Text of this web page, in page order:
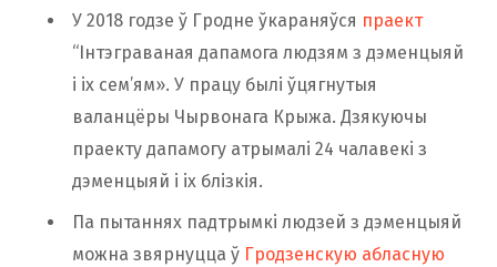
У 2018 годзе ў Гродне ўкараняўся праект
“Інтэграваная дапамога людзям з дэменцыяй
і іх сем’ям». У працу былі ўцягнутыя
валанцёры Чырвонага Крыжа. Дзякуючы
праекту дапамогу атрымалі 24 чалавекі з
дэменцыяй і іх блізкія.
Па пытаннях падтрымкі людзей з дэменцыяй
можна звярнуцца ў Гродзенскую абласную